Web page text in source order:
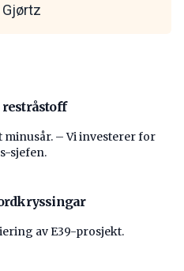
– Vi investerer for
sjefen.
av E39-prosjekt.